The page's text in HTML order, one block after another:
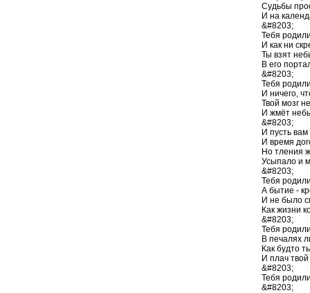
Судьбы
И на
&#8203;
Тебя
И как ни
Ты взят
В его
&#8203;
Тебя
И ничего,
Твой мозг
И жмёт
&#8203;
И пусть
И время
Но тления
Усыпало и
&#8203;
Тебя
А бытие -
И не было
Как жизни
&#8203;
Тебя
В печалях
Как будто
И плач
&#8203;
Тебя
&#8203;